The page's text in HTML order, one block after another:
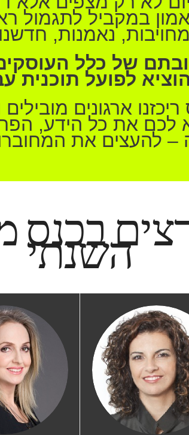
במקביל לתגמול
נאמנות,
של כלל
לפועל תוכנית
ארגונים
לכם את כל הידע,
– להעצים את
בכנס
השנתי